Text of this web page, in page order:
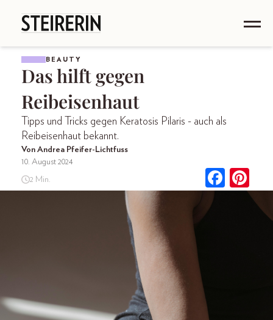
BEAUTY
Das hilft gegen
Reibeisenhaut
Tipps und Tricks gegen Keratosis Pilaris - auch als
Reibeisenhaut bekannt.
Von Andrea Pfeifer-Lichtfuss
10. August 2024
2 Min.